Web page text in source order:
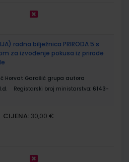
radna bilježnica PRIRODA 5 s
za izvođenje pokusa iz prirode
Horvat Garašić grupa autora
Registarski broj ministarstva: 6143-
CIJENA: 30,00 €